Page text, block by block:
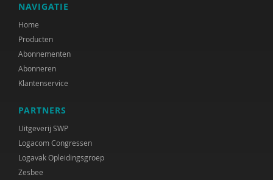
Silke van Arum
Rob van Asperen
Ellen Assenberg
Bob Austmann
David ter Avest
Paul Baar
Corrie Baas
NAVIGATIE
Home
Producten
Abonnementen
Abonneren
Klantenservice
PARTNERS
Uitgeverij SWP
Logacom Congressen
Logavak Opleidingsgroep
Zesbee